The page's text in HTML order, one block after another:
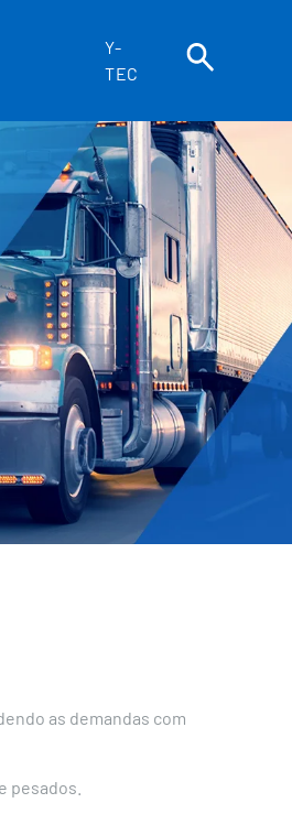
Y-
TEC
as demandas com
pesados.